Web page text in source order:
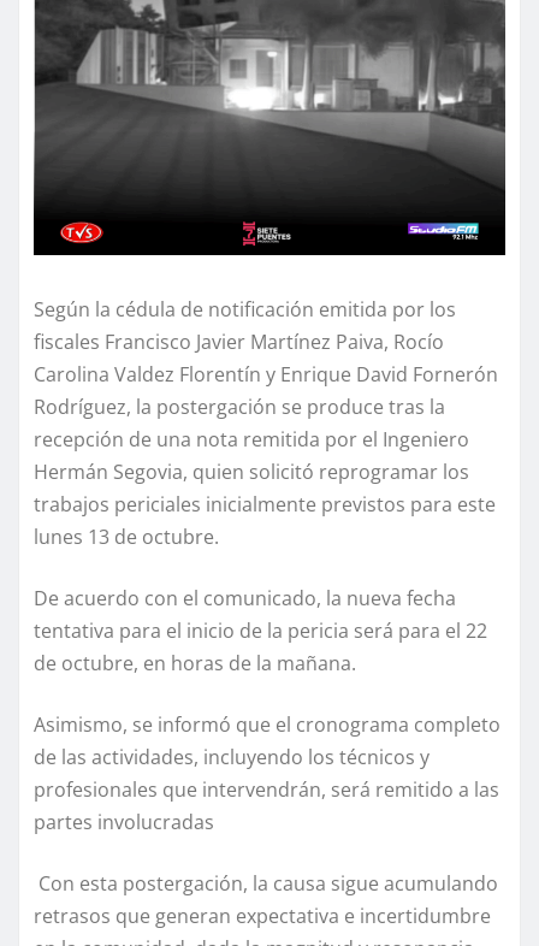
Según la cédula de notificación emitida por los
fiscales Francisco Javier Martínez Paiva, Rocío
Carolina Valdez Florentín y Enrique David Fornerón
Rodríguez, la postergación se produce tras la
recepción de una nota remitida por el Ingeniero
Hermán Segovia, quien solicitó reprogramar los
trabajos periciales inicialmente previstos para este
lunes 13 de octubre.
De acuerdo con el comunicado, la nueva fecha
tentativa para el inicio de la pericia será para el 22
de octubre, en horas de la mañana.
Asimismo, se informó que el cronograma completo
de las actividades, incluyendo los técnicos y
profesionales que intervendrán, será remitido a las
partes involucradas
Con esta postergación, la causa sigue acumulando
retrasos que generan expectativa e incertidumbre